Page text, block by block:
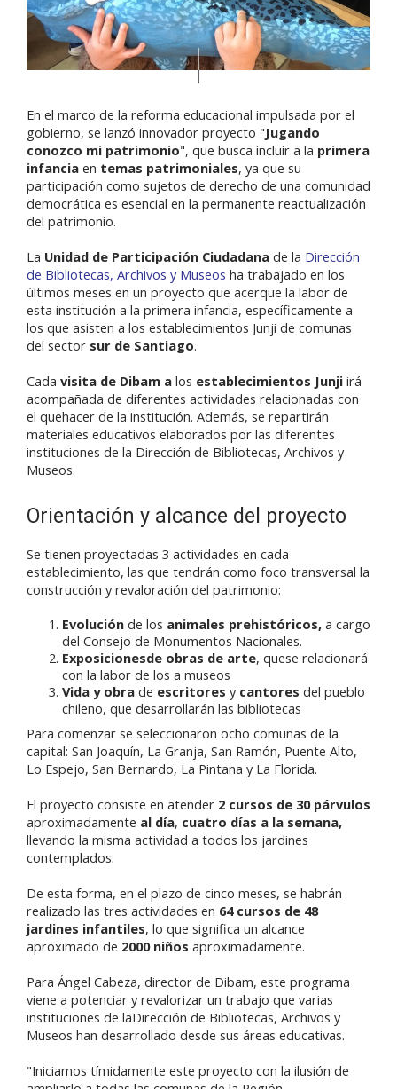
En el marco de la reforma educacional impulsada por el
gobierno, se lanzó innovador proyecto "Jugando
conozco mi patrimonio", que busca incluir a la primera
infancia en temas patrimoniales, ya que su
participación como sujetos de derecho de una comunidad
democrática es esencial en la permanente reactualización
del patrimonio.
La Unidad de Participación Ciudadana de la Dirección
de Bibliotecas, Archivos y Museos ha trabajado en los
últimos meses en un proyecto que acerque la labor de
esta institución a la primera infancia, específicamente a
los que asisten a los establecimientos Junji de comunas
del sector sur de Santiago.
Cada visita de Dibam a los establecimientos Junji irá
acompañada de diferentes actividades relacionadas con
el quehacer de la institución. Además, se repartirán
materiales educativos elaborados por las diferentes
instituciones de la Dirección de Bibliotecas, Archivos y
Museos.
Orientación y alcance del proyecto
Se tienen proyectadas 3 actividades en cada
establecimiento, las que tendrán como foco transversal la
construcción y revaloración del patrimonio:
Evolución de los animales prehistóricos, a cargo
del Consejo de Monumentos Nacionales.
Exposicionesde obras de arte, quese relacionará
con la labor de los a museos
Vida y obra de escritores y cantores del pueblo
chileno, que desarrollarán las bibliotecas
Para comenzar se seleccionaron ocho comunas de la
capital: San Joaquín, La Granja, San Ramón, Puente Alto,
Lo Espejo, San Bernardo, La Pintana y La Florida.
El proyecto consiste en atender 2 cursos de 30 párvulos
aproximadamente al día, cuatro días a la semana,
llevando la misma actividad a todos los jardines
contemplados.
De esta forma, en el plazo de cinco meses, se habrán
realizado las tres actividades en 64 cursos de 48
jardines infantiles, lo que significa un alcance
aproximado de 2000 niños aproximadamente.
Para Ángel Cabeza, director de Dibam, este programa
viene a potenciar y revalorizar un trabajo que varias
instituciones de laDirección de Bibliotecas, Archivos y
Museos han desarrollado desde sus áreas educativas.
"Iniciamos tímidamente este proyecto con la ilusión de